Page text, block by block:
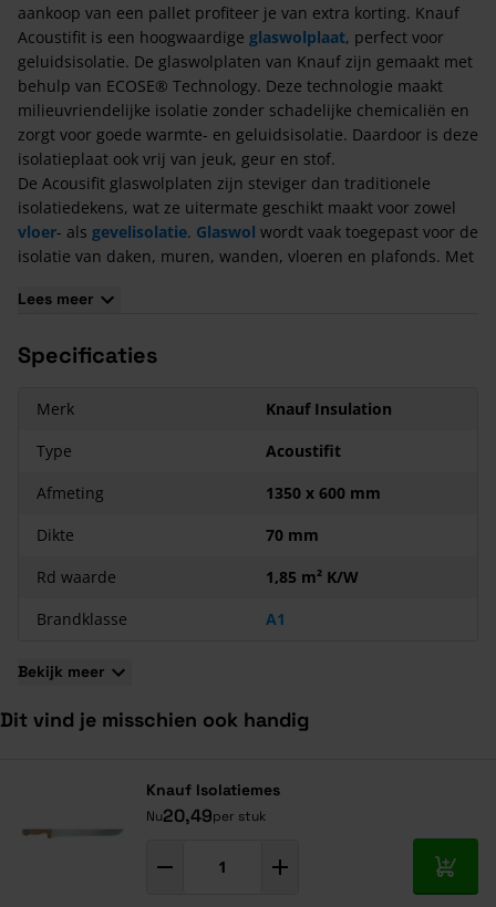
aankoop van een pallet profiteer je van extra korting. Knauf
Acoustifit is een hoogwaardige glaswolplaat, perfect voor
geluidsisolatie. De glaswolplaten van Knauf zijn gemaakt met
behulp van ECOSE® Technology. Deze technologie maakt
milieuvriendelijke isolatie zonder schadelijke chemicaliën en
zorgt voor goede warmte- en geluidsisolatie. Daardoor is deze
isolatieplaat ook vrij van jeuk, geur en stof.
De Acousifit glaswolplaten zijn steviger dan traditionele
isolatiedekens, wat ze uitermate geschikt maakt voor zowel
vloer- als gevelisolatie. Glaswol wordt vaak toegepast voor de
isolatie van daken, muren, wanden, vloeren en plafonds. Met
en de akoestiek in binnenruimtes verbeterd. De platen zijn
ookper verpakking
Te verkrijgen in diverse diktes;
De platen zijn geproduceerd met Ecose, waardoor de platen
minder irritaties veroorzaken.
Lees meer
Specificaties
Merk
Knauf Insulation
Type
Acoustifit
Afmeting
1350 x 600 mm
Dikte
70 mm
Rd waarde
1,85 m² K/W
Brandklasse
A1
Bekijk meer
Dit vind je misschien ook handig
Knauf Isolatiemes
Nu20,49per stuk
In